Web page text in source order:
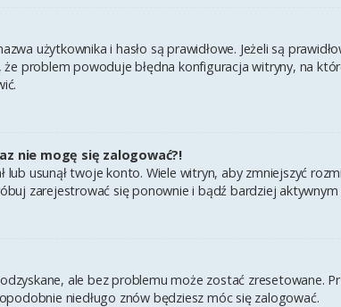
użytkownika i hasło są prawidłowe. Jeżeli są
problem powoduje błędna konfiguracja witryny, na
nie mogę się zalogować?!
usunął twoje konto. Wiele witryn, aby zmniejszyć
zarejestrować się ponownie i bądź bardziej
ale bez problemu może zostać zresetowane.
niedługo znów będziesz móc się zalogować.